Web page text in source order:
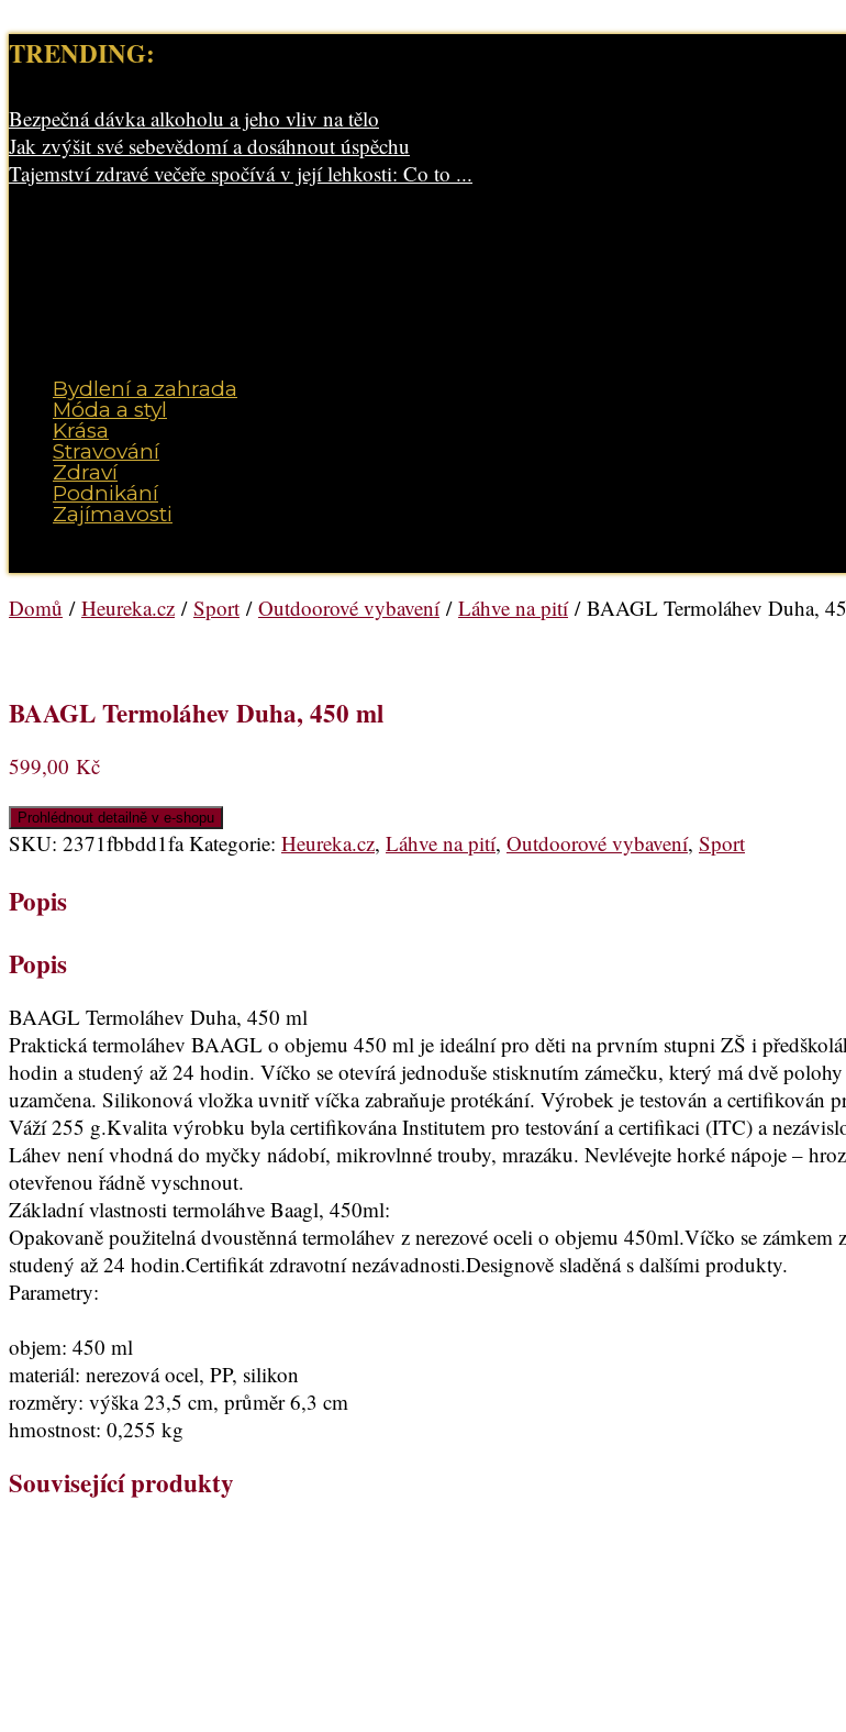
TRENDING:
Bezpečná dávka alkoholu a jeho vliv na tělo
Jak zvýšit své sebevědomí a dosáhnout úspěchu
Tajemství zdravé večeře spočívá v její lehkosti: Co to ...
Bydlení a zahrada
Móda a styl
Krása
Stravování
Zdraví
Podnikání
Zajímavosti
Domů / Heureka.cz / Sport / Outdoorové vybavení/ Láhve na pití/ BAAGL Termoláhev Duha,
BAAGL Termoláhev Duha, 450 ml
599,00 Kč
Prohlédnout detailně v e-shopu
SKU: 2371fbbdd1fa Kategorie: Heureka.cz, Láhve na pití, Outdoorové vybavení, Sport
Popis
Popis
BAAGL Termoláhev Duha, 450 ml
Praktická termoláhev BAAGL o objemu 450 ml je ideální pro děti na prvním stupni ZŠ i
hodin a studený až 24 hodin. Víčko se otevírá jednoduše stisknutím zámečku, který má dvě
uzamčena. Silikonová vložka uvnitř víčka zabraňuje protékání. Výrobek je testován a certifikován
Váží 255 g.Kvalita výrobku byla certifikována Institutem pro testování a certifikaci (ITC) a
Láhev není vhodná do myčky nádobí, mikrovlnné trouby, mrazáku. Nevlévejte horké nápoje –
otevřenou řádně vyschnout.
Základní vlastnosti termoláhve Baagl, 450ml:
Opakovaně použitelná dvoustěnná termoláhev z nerezové oceli o objemu 450ml.Víčko se
studený až 24 hodin.Certifikát zdravotní nezávadnosti.Designově sladěná s dalšími produkty.
Parametry:
objem: 450 ml
materiál: nerezová ocel, PP, silikon
rozměry: výška 23,5 cm, průměr 6,3 cm
hmostnost: 0,255 kg
Související produkty